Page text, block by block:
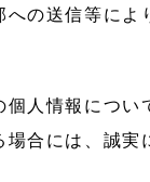
の送信等によ
人情報につ
合には、誠実